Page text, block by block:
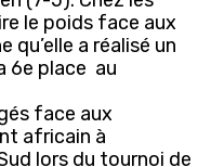
le poids face aux
a réalisé un
6e place au
face aux
africain à
lors du tournoi de